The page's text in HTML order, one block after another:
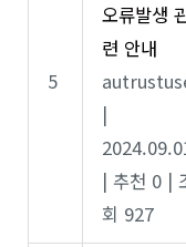
5
오류발생
련 안내
|
| 추천 0 |
회 927